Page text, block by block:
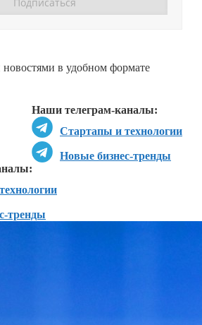
в удобном формате
Наши телеграм-каналы:
Стартапы и технологии
Новые бизнес-тренды
тренды